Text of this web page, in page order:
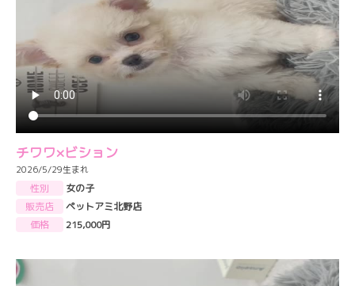
チワワ×ビション
2026/5/29生まれ
性別
女の子
販売店
ペットアミ北野店
価格
215,000円